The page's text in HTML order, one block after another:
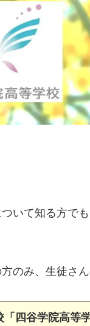
いて知る方で
のみ、生徒さ
四谷学院高等